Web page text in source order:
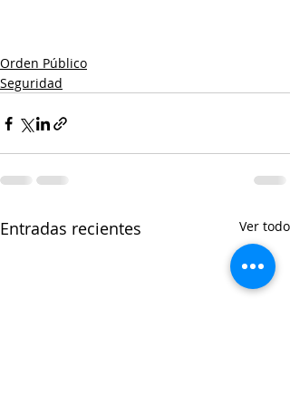
Orden Público
Seguridad
Entradas recientes Ver todo